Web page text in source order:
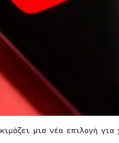
μια νέα επιλογή